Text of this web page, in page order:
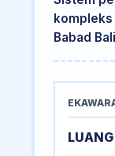
Babad
LUANG